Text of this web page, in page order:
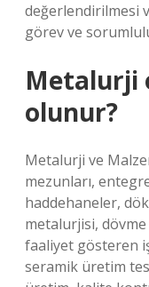
değerlendirilmesi
görev ve
Metalurji
olunur?
Metalurji ve
mezunları,
haddehaneler,
metalurjisi,
faaliyet gösteren
seramik üretim